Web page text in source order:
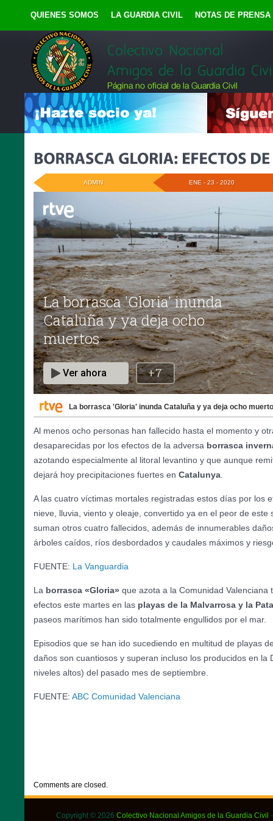
QUIENES SOMOS LA GUARDIA CIVIL NOTAS DE PRENSA
ENE - 23 - 2020
ADMIN
La borrasca 'Gloria' inunda Cataluña y ya deja ocho
Al menos ocho personas han fallecido hasta el momento y
desaparecidas por los efectos de la adversa borrasca
azotando especialmente al litoral levantino y que aunque
dejará hoy precipitaciones fuertes en Catalunya
A las cuatro víctimas mortales registradas estos días por los
nieve, lluvia, viento y oleaje, convertido ya en el peor de este
suman otros cuatro fallecidos, además de innumerables
árboles caídos, ríos desbordados y caudales máximos y
FUENTE: La Vanguardia
La borrasca «Gloria» que azota a la Comunidad Valenciana
efectos este martes en las playas de la Malvarrosa y la
paseos marítimos han sido totalmente engullidos por el mar.
Episodios que se han ido sucediendo en multitud de playas
daños son cuantiosos y superan incluso los producidos en la
niveles altos) del pasado mes de septiembre.
FUENTE: ABC Comunidad Valenciana
Comments are closed.
Copyright © 2026 Colectivo Nacional Amigos de la Guardia Civil